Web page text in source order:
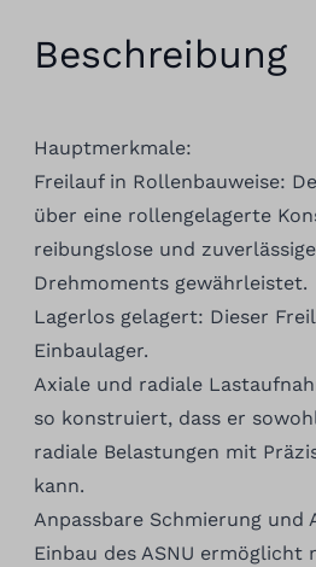
Beschreibung
Hauptmerkmale:
Freilauf in Rollenbauweise:
über eine rollengelagerte
reibungslose und
Drehmoments gewährleistet.
Lagerlos gelagert: Dieser
Einbaulager.
Axiale und radiale
so konstruiert, dass er
radiale Belastungen mit
kann.
Anpassbare Schmierung und
Einbau des ASNU ermöglicht